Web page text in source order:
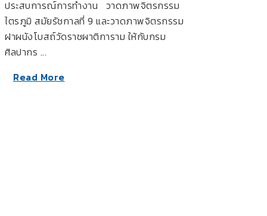
ประสบการณ์การทำงาน วาดภาพจิตรกรรม
ไตรภูมิ สมัยรัชกาลที่ 9 และวาดภาพจิตรกรรม
ฝาผนังโบสถ์วัดราชผาติการาม ให้กับกรม
ศิลปากร ...
Read More